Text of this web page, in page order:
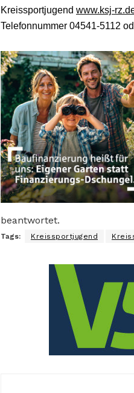
Kreissportjugend www.ksj-
Telefonnummer 04541-5112
beantwortet.
Tags: Kreissportjugend